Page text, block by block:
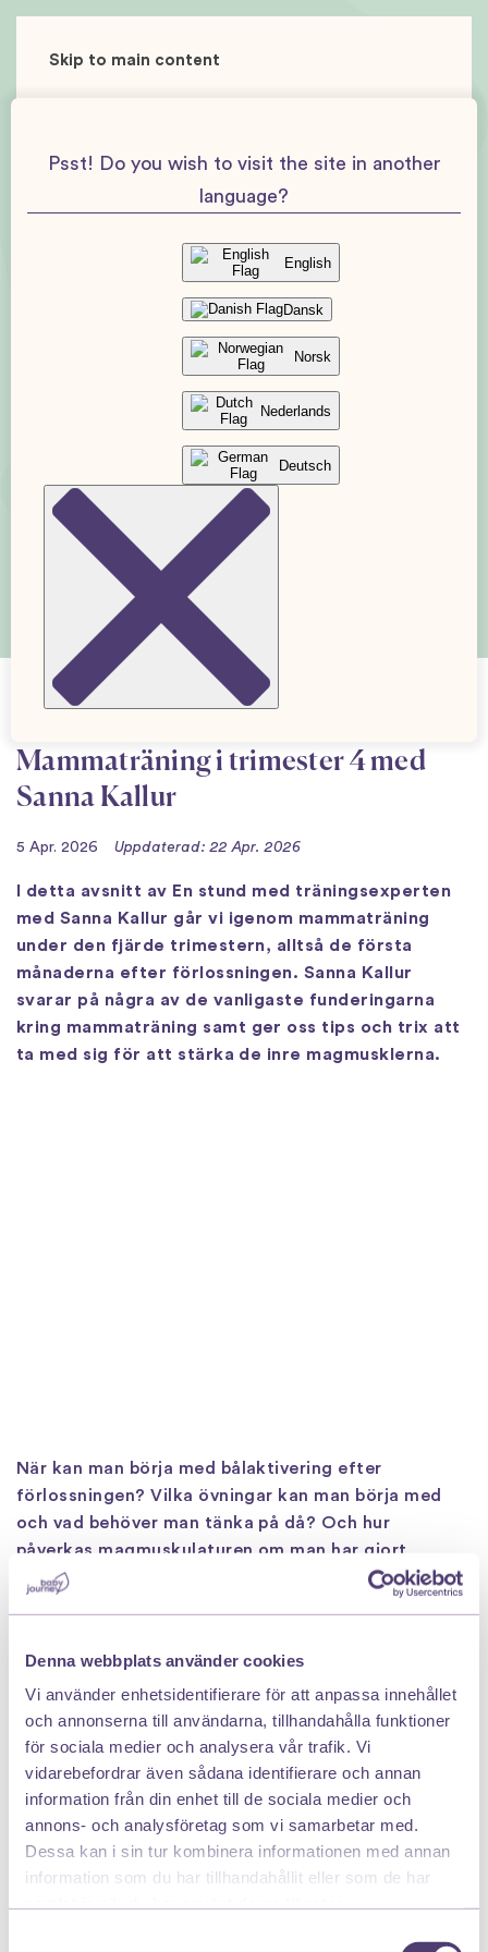
Denna webbplats använder cookies
Vi använder enhetsidentifierare för att anpassa innehållet
och annonserna till användarna, tillhandahålla funktioner
för sociala medier och analysera vår trafik. Vi
vidarebefordrar även sådana identifierare och annan
information från din enhet till de sociala medier och
annons- och analysföretag som vi samarbetar med.
Dessa kan i sin tur kombinera informationen med annan
information som du har tillhandahållit eller som de har
Skip to main content
Mammaträning i trimester 4 med
Sanna Kallur
5 Apr. 2026 Uppdaterad: 22 Apr. 2026
I detta avsnitt av En stund med träningsexperten
med Sanna Kallur går vi igenom mammaträning
under den fjärde trimestern, alltså de första
månaderna efter förlossningen. Sanna Kallur
svarar på några av de vanligaste funderingarna
kring mammaträning samt ger oss tips och trix att
ta med sig för att stärka de inre magmusklerna.
När kan man börja med bålaktivering efter
förlossningen? Vilka övningar kan man börja med
och vad behöver man tänka på då? Och hur
påverkas magmuskulaturen om man har gjort
kejsarsnitt? Dessa är några frågor som Sanna
par övningar som man kan smyga igång under den
fjärde trimestern.
Om du vill att träning ska vara lättillgängligt, kul
och kravlöst så är Vibes träningstjänsten för dig!
Som medlem får du tillgång till ett bibliotek med
över 400 träningspass och yogaklasser som du kan
köra igång när och var du vill. Du behöver varken
Psst! Do you wish to visit the site in another
language?
English
Dansk
Norsk
Nederlands
Deutsch